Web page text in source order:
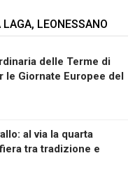
LEONESSANO
delle Terme di
le Giornate Europee del
al via la quarta
tra tradizione e